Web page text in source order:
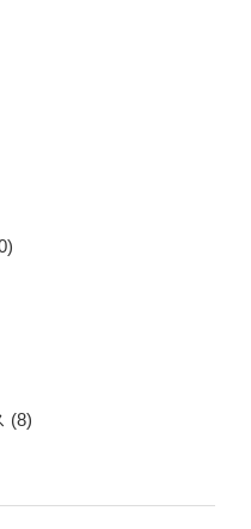
(8)